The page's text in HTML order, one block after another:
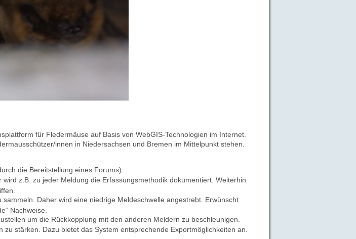
für Fledermäuse auf Basis von WebGIS-Technologien im Internet.
innen in Niedersachsen und Bremen im Mittelpunkt stehen.
die Bereitstellung eines Forums).
z.B. zu jeder Meldung die Erfassungsmethodik dokumentiert. Weiterhin
Daher wird eine niedrige Meldeschwelle angestrebt. Erwünscht
Nachweise.
um die Rückkopplung mit den anderen Meldern zu beschleunigen.
stärken. Dazu bietet das System entsprechende Exportmöglichkeiten an.